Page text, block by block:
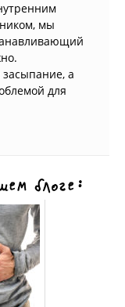
мы
засыпание, а
для
блоге: